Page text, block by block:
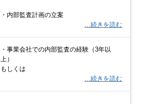
・内部監査計画の立案
…続きを読む
・事業会社での内部監査の経験（3年以
上）
もしくは
…続きを読む